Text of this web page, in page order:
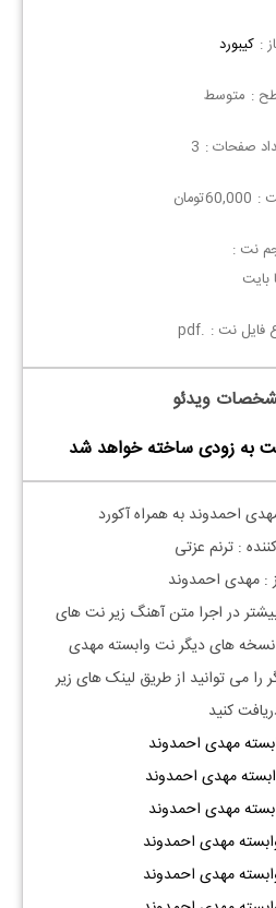
: کیبورد
: متوسط
صفحات : 3
:
60,000تومان
نت :
فایل نت : .pdf
ویدئو
به زودی ساخته خواهد شد
احمدوند به همراه آکورد
: ترنم عزتی
: مهدی احمدوند
در اجرا متن آهنگ زیر نت های
های دیگر نت وابسته مهدی
را می توانید از طریق لینک های زیر
کنید
مهدی احمدوند
مهدی احمدوند
مهدی احمدوند
مهدی احمدوند
مهدی احمدوند